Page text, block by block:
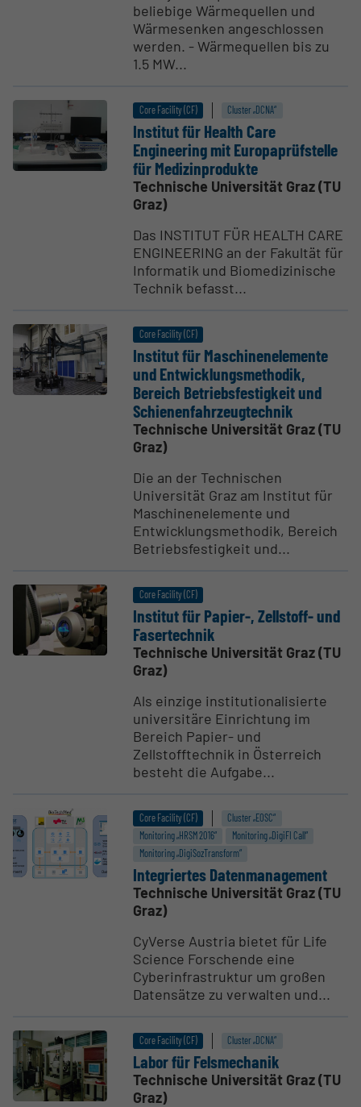
beliebige Wärmequellen und
Wärmesenken angeschlossen
werden. - Wärmequellen bis zu
1.5 MW...
Core Facility (CF) Cluster „DCNA“
Institut für Health Care
Engineering mit Europa­prüf­s­telle
für Medizin­pro­dukte
Technische Universität Graz (TU
Graz)
Das INSTITUT FÜR HEALTH CARE
ENGINEERING an der Fakultät für
Informatik und Biomedizinische
Technik befasst...
Core Facility (CF)
Institut für Maschi­nen­e­le­mente
und Entwick­lungs­me­thodik,
Bereich Betriebs­fes­tigkeit und
Schie­nen­fahr­zeug­technik
Technische Universität Graz (TU
Graz)
Die an der Technischen
Universität Graz am Institut für
Maschinenelemente und
Entwicklungsmethodik, Bereich
Betriebsfestigkeit und...
Core Facility (CF)
Institut für Papier-, Zellstoff- und
Faser­technik
Technische Universität Graz (TU
Graz)
Als einzige institutionalisierte
universitäre Einrichtung im
Bereich Papier- und
Zellstofftechnik in Österreich
besteht die Aufgabe...
Core Facility (CF)
Cluster „EOSC“
Monitoring „HRSM 2016“
Monitoring „DigiFI Call“
Monitoring „DigiSozTransform“
Integriertes Daten­ma­na­gement
Technische Universität Graz (TU
Graz)
CyVerse Austria bietet für Life
Science Forschende eine
Cyberinfrastruktur um großen
Datensätze zu verwalten und...
Core Facility (CF) Cluster „DCNA“
Labor für Felsme­chanik
Technische Universität Graz (TU
Graz)